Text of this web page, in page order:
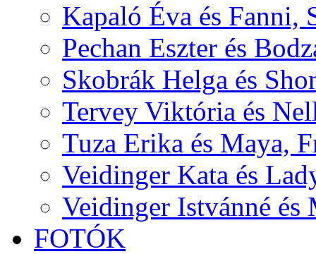
Kapaló Éva és Fanni,
Pechan Eszter és
Skobrák Helga és
Tervey Viktória és
Tuza Erika és Maya,
Veidinger Kata és
Veidinger Istvánné és
FOTÓK